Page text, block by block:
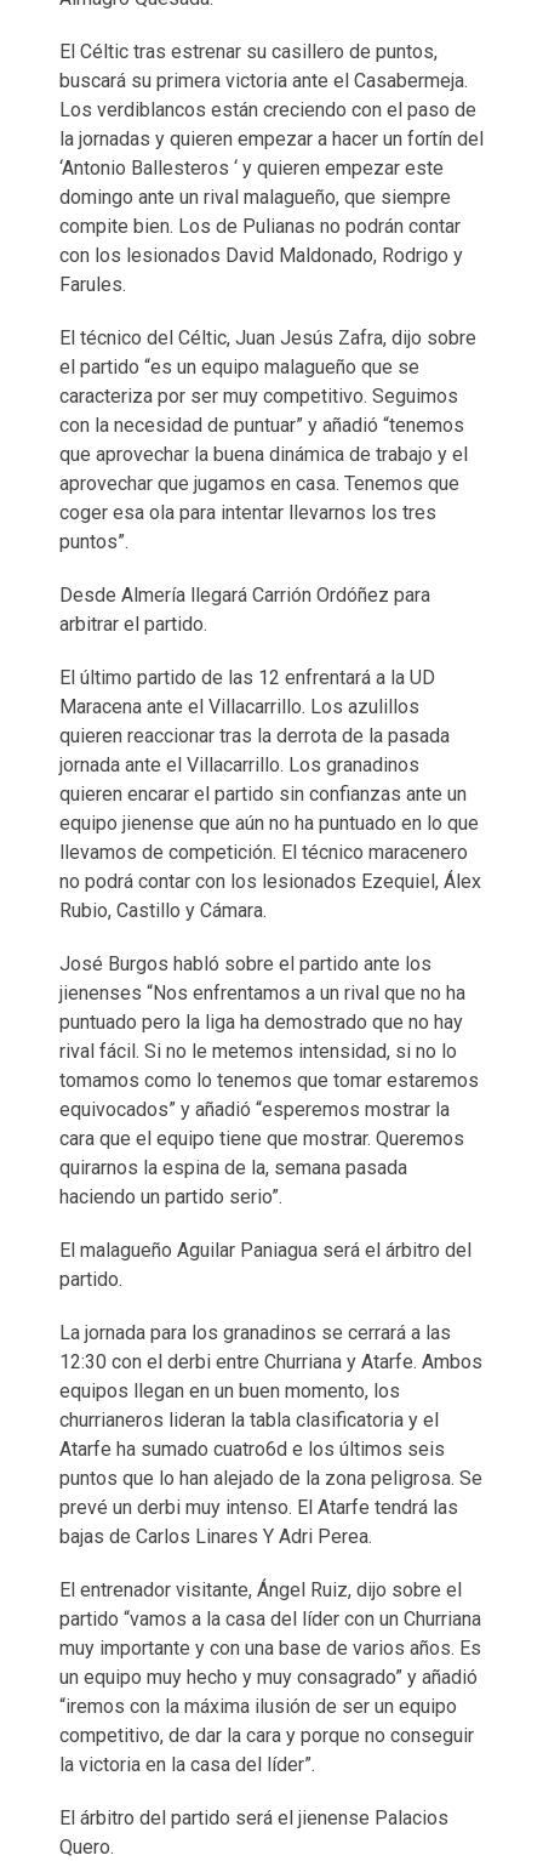
El Céltic tras estrenar su casillero de puntos,
buscará su primera victoria ante el Casabermeja.
Los verdiblancos están creciendo con el paso de
la jornadas y quieren empezar a hacer un fortín del
‘Antonio Ballesteros ‘ y quieren empezar este
domingo ante un rival malagueño, que siempre
compite bien. Los de Pulianas no podrán contar
con los lesionados David Maldonado, Rodrigo y
Farules.
El técnico del Céltic, Juan Jesús Zafra, dijo sobre
el partido “es un equipo malagueño que se
caracteriza por ser muy competitivo. Seguimos
con la necesidad de puntuar” y añadió “tenemos
que aprovechar la buena dinámica de trabajo y el
aprovechar que jugamos en casa. Tenemos que
coger esa ola para intentar llevarnos los tres
puntos”.
Desde Almería llegará Carrión Ordóñez para
arbitrar el partido.
El último partido de las 12 enfrentará a la UD
Maracena ante el Villacarrillo. Los azulillos
quieren reaccionar tras la derrota de la pasada
jornada ante el Villacarrillo. Los granadinos
quieren encarar el partido sin confianzas ante un
equipo jienense que aún no ha puntuado en lo que
llevamos de competición. El técnico maracenero
no podrá contar con los lesionados Ezequiel, Álex
Rubio, Castillo y Cámara.
José Burgos habló sobre el partido ante los
jienenses “Nos enfrentamos a un rival que no ha
puntuado pero la liga ha demostrado que no hay
rival fácil. Si no le metemos intensidad, si no lo
tomamos como lo tenemos que tomar estaremos
equivocados” y añadió “esperemos mostrar la
cara que el equipo tiene que mostrar. Queremos
quirarnos la espina de la, semana pasada
haciendo un partido serio”.
El malagueño Aguilar Paniagua será el árbitro del
partido.
La jornada para los granadinos se cerrará a las
12:30 con el derbi entre Churriana y Atarfe. Ambos
equipos llegan en un buen momento, los
churrianeros lideran la tabla clasificatoria y el
Atarfe ha sumado cuatro6d e los últimos seis
puntos que lo han alejado de la zona peligrosa. Se
prevé un derbi muy intenso. El Atarfe tendrá las
bajas de Carlos Linares Y Adri Perea.
El entrenador visitante, Ángel Ruiz, dijo sobre el
partido “vamos a la casa del líder con un Churriana
muy importante y con una base de varios años. Es
un equipo muy hecho y muy consagrado” y añadió
“iremos con la máxima ilusión de ser un equipo
competitivo, de dar la cara y porque no conseguir
la victoria en la casa del líder”.
El árbitro del partido será el jienense Palacios
Quero.